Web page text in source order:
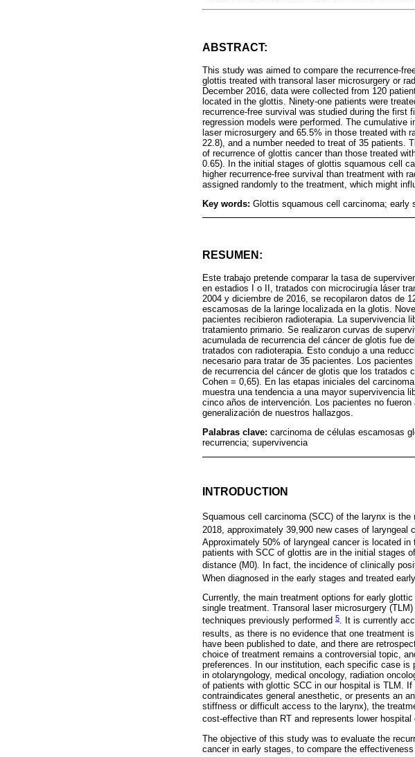
ABSTRACT:
This study was aimed to compare the recurrence-
glottis treated with transoral laser microsurgery or
December 2016, data were collected from 120
located in the glottis. Ninety-one patients were
recurrence-free survival was studied during the first
regression models were performed. The cumulative
laser microsurgery and 65.5% in those treated with
22.8), and a number needed to treat of 35 patients.
of recurrence of glottis cancer than those treated
0.65). In the initial stages of glottis squamous cell
higher recurrence-free survival than treatment with
assigned randomly to the treatment, which might
Key words: Glottis squamous cell carcinoma; early
RESUMEN:
Este trabajo pretende comparar la tasa de
en estadios I o II, tratados con microcirugía láser
2004 y diciembre de 2016, se recopilaron datos de
escamosas de la laringe localizada en la glotis.
pacientes recibieron radioterapia. La supervivencia
tratamiento primario. Se realizaron curvas de
acumulada de recurrencia del cáncer de glotis fue
tratados con radioterapia. Esto condujo a una
necesario para tratar de 35 pacientes. Los
de recurrencia del cáncer de glotis que los tratados
Cohen = 0,65). En las etapas iniciales del
muestra una tendencia a una mayor supervivencia
cinco años de intervención. Los pacientes no
generalización de nuestros hallazgos.
Palabras clave: carcinoma de células escamosas
recurrencia; supervivencia
INTRODUCTION
Squamous cell carcinoma (SCC) of the larynx is
2018, approximately 39,900 new cases of laryngeal
Approximately 50% of laryngeal cancer is located in
patients with SCC of glottis are in the initial stages
distance (M0). In fact, the incidence of clinically
When diagnosed in the early stages and treated
Currently, the main treatment options for early
single treatment. Transoral laser microsurgery
techniques previously performed 5. It is currently
results, as there is no evidence that one treatment
have been published to date, and there are
choice of treatment remains a controversial topic,
preferences. In our institution, each specific case
in otolaryngology, medical oncology, radiation
of patients with glottic SCC in our hospital is TLM.
contraindicates general anesthetic, or presents an
stiffness or difficult access to the larynx), the
cost-effective than RT and represents lower hospital
The objective of this study was to evaluate the
cancer in early stages, to compare the effectiveness